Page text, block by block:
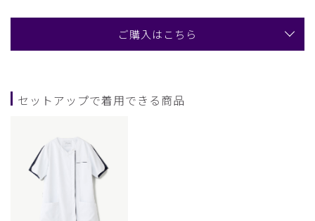
ご購入はこちら
セットアップで着用できる商品